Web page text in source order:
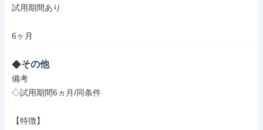
試用期間あり
6ヶ月
その他
備考
◇試用期間6ヵ月/同条件
【特徴】